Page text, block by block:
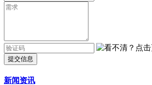
提交信息
新闻资讯